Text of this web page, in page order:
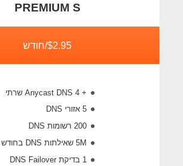
PREMIUM S
$2.95/חודש
+ 4 Anycast DNS שרתי
5 אזורי DNS
200 רשומות DNS
5M שאילתות DNS בחודש
1 בדיקת DNS Failover